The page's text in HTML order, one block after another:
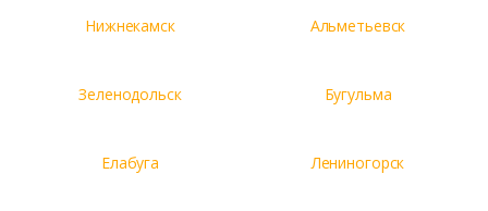
Нижнекамск Альметьевск
Зеленодольск Бугульма
Елабуга Лениногорск